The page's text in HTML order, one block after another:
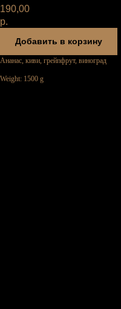
190,00
р.
Добавить в корзину
Ананас, киви, грейпфрут, виноград
Weight: 1500 g